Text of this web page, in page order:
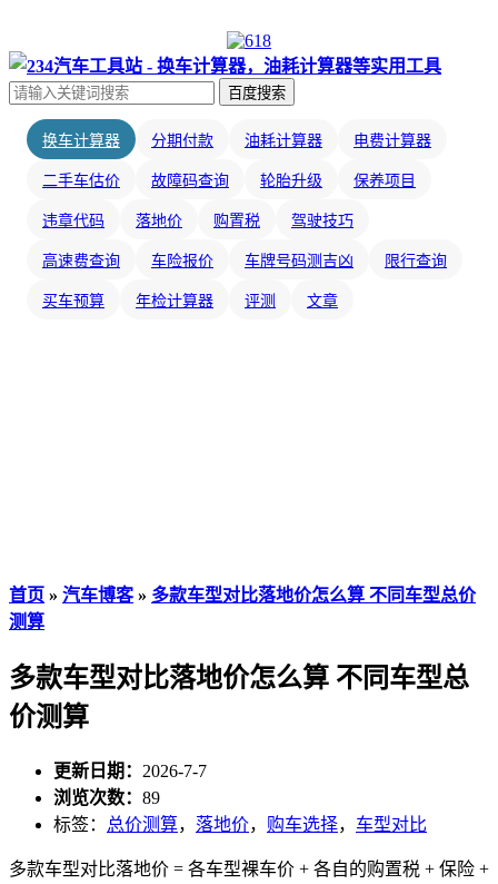
百度搜索
换车计算器 分期付款 油耗计算器 电费计算器
二手车估价 故障码查询 轮胎升级 保养项目
违章代码 落地价 购置税 驾驶技巧
高速费查询 车险报价 车牌号码测吉凶 限行查询
买车预算 年检计算器 评测 文章
首页 » 汽车博客» 多款车型对比落地价怎么算 不同车型总价
测算
多款车型对比落地价怎么算 不同车型总
价测算
更新日期： 2026-7-7
浏览次数： 89
标签： 总价测算， 落地价， 购车选择， 车型对比
多款车型对比落地价 = 各车型裸车价 + 各自的购置税 + 保险 +